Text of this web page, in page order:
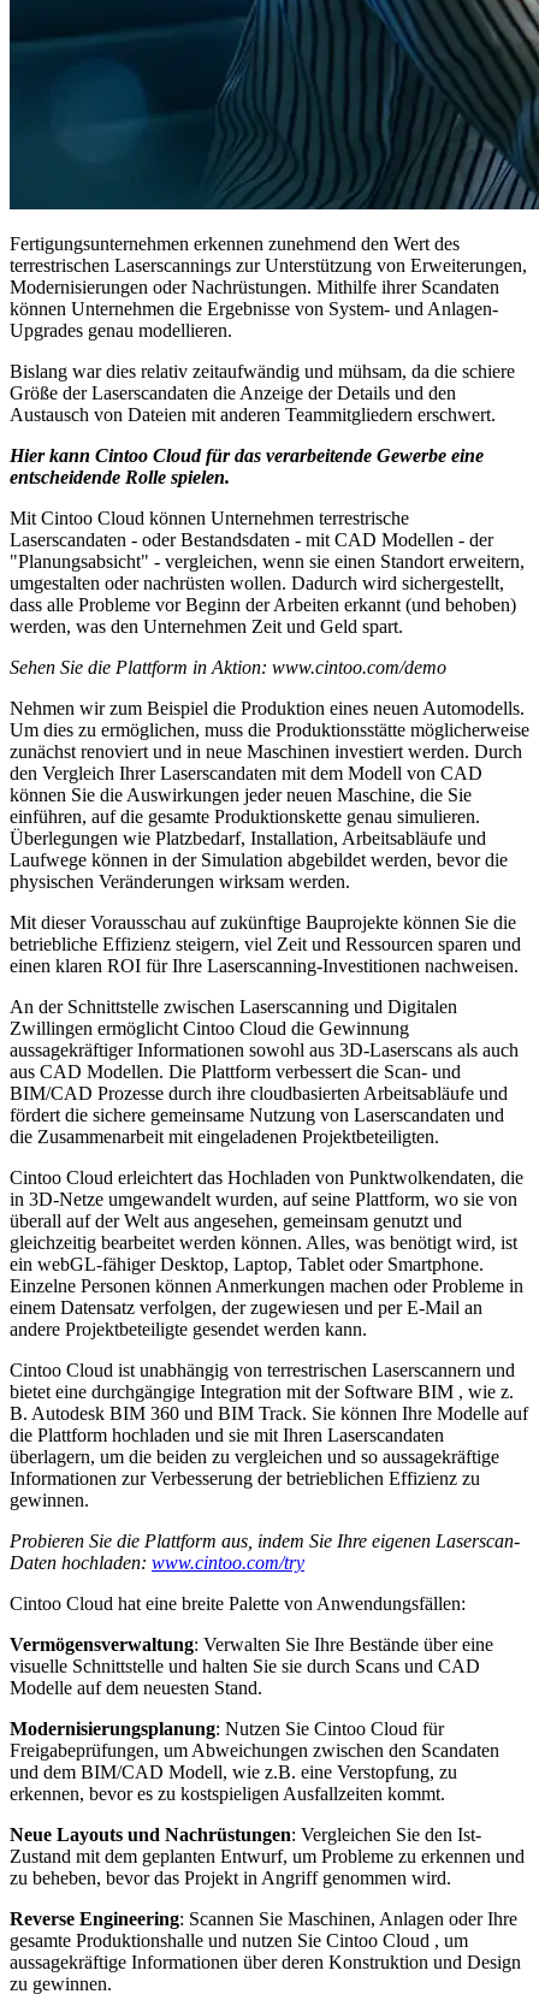
Fertigungsunternehmen erkennen zunehmend den Wert des
terrestrischen Laserscannings zur Unterstützung von Erweiterungen,
Modernisierungen oder Nachrüstungen. Mithilfe ihrer Scandaten
können Unternehmen die Ergebnisse von System- und Anlagen-
Upgrades genau modellieren.
Bislang war dies relativ zeitaufwändig und mühsam, da die schiere
Größe der Laserscandaten die Anzeige der Details und den
Austausch von Dateien mit anderen Teammitgliedern erschwert.
Hier kann Cintoo Cloud für das verarbeitende Gewerbe eine
entscheidende Rolle spielen.
Mit Cintoo Cloud können Unternehmen terrestrische
Laserscandaten - oder Bestandsdaten - mit CAD Modellen - der
"Planungsabsicht" - vergleichen, wenn sie einen Standort erweitern,
umgestalten oder nachrüsten wollen. Dadurch wird sichergestellt,
dass alle Probleme vor Beginn der Arbeiten erkannt (und behoben)
werden, was den Unternehmen Zeit und Geld spart.
Sehen Sie die Plattform in Aktion: www.cintoo.com/demo
Nehmen wir zum Beispiel die Produktion eines neuen Automodells.
Um dies zu ermöglichen, muss die Produktionsstätte möglicherweise
zunächst renoviert und in neue Maschinen investiert werden. Durch
den Vergleich Ihrer Laserscandaten mit dem Modell von CAD
können Sie die Auswirkungen jeder neuen Maschine, die Sie
einführen, auf die gesamte Produktionskette genau simulieren.
Überlegungen wie Platzbedarf, Installation, Arbeitsabläufe und
Laufwege können in der Simulation abgebildet werden, bevor die
physischen Veränderungen wirksam werden.
Mit dieser Vorausschau auf zukünftige Bauprojekte können Sie die
betriebliche Effizienz steigern, viel Zeit und Ressourcen sparen und
einen klaren ROI für Ihre Laserscanning-Investitionen nachweisen.
An der Schnittstelle zwischen Laserscanning und Digitalen
Zwillingen ermöglicht Cintoo Cloud die Gewinnung
aussagekräftiger Informationen sowohl aus 3D-Laserscans als auch
aus CAD Modellen. Die Plattform verbessert die Scan- und
BIM/CAD Prozesse durch ihre cloudbasierten Arbeitsabläufe und
fördert die sichere gemeinsame Nutzung von Laserscandaten und
die Zusammenarbeit mit eingeladenen Projektbeteiligten.
Cintoo Cloud erleichtert das Hochladen von Punktwolkendaten, die
in 3D-Netze umgewandelt wurden, auf seine Plattform, wo sie von
überall auf der Welt aus angesehen, gemeinsam genutzt und
gleichzeitig bearbeitet werden können. Alles, was benötigt wird, ist
ein webGL-fähiger Desktop, Laptop, Tablet oder Smartphone.
Einzelne Personen können Anmerkungen machen oder Probleme in
einem Datensatz verfolgen, der zugewiesen und per E-Mail an
andere Projektbeteiligte gesendet werden kann.
Cintoo Cloud ist unabhängig von terrestrischen Laserscannern und
bietet eine durchgängige Integration mit der Software BIM , wie z.
B. Autodesk BIM 360 und BIM Track. Sie können Ihre Modelle auf
die Plattform hochladen und sie mit Ihren Laserscandaten
überlagern, um die beiden zu vergleichen und so aussagekräftige
Informationen zur Verbesserung der betrieblichen Effizienz zu
gewinnen.
Probieren Sie die Plattform aus, indem Sie Ihre eigenen Laserscan-
Daten hochladen: www.cintoo.com/try
Cintoo Cloud hat eine breite Palette von Anwendungsfällen:
Vermögensverwaltung: Verwalten Sie Ihre Bestände über eine
visuelle Schnittstelle und halten Sie sie durch Scans und CAD
Modelle auf dem neuesten Stand.
Modernisierungsplanung: Nutzen Sie Cintoo Cloud für
Freigabeprüfungen, um Abweichungen zwischen den Scandaten
und dem BIM/CAD Modell, wie z.B. eine Verstopfung, zu
erkennen, bevor es zu kostspieligen Ausfallzeiten kommt.
Neue Layouts und Nachrüstungen: Vergleichen Sie den Ist-
Zustand mit dem geplanten Entwurf, um Probleme zu erkennen und
zu beheben, bevor das Projekt in Angriff genommen wird.
Reverse Engineering: Scannen Sie Maschinen, Anlagen oder Ihre
gesamte Produktionshalle und nutzen Sie Cintoo Cloud , um
aussagekräftige Informationen über deren Konstruktion und Design
zu gewinnen.